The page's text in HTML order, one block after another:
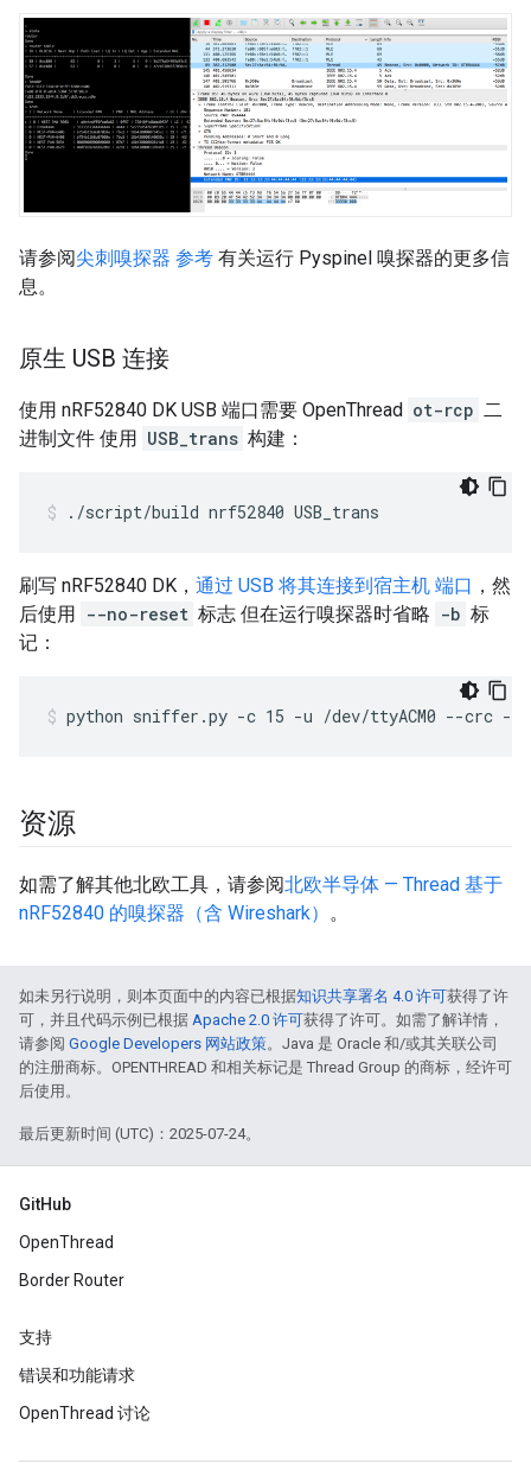
请参阅尖刺嗅探器 参考 有关运行 Pyspinel 嗅探器的更多信
息。
原生 USB 连接
使用 nRF52840 DK USB 端口需要 OpenThread ot-rcp 二
进制文件 使用 USB_trans 构建：
./script/build nrf52840 USB_trans
刷写 nRF52840 DK， 通过 USB 将其连接到宿主机 端口 ，然
后使用 --no-reset 标志 但在运行嗅探器时省略 -b 标
记：
python sniffer.py -c 15 -u /dev/ttyACM0 --crc
资源
如需了解其他北欧工具，请参阅北欧半导体 — Thread 基于
nRF52840 的嗅探器（含 Wireshark）
。
如未另行说明，则本页面中的内容已根据知识共享署名 4.0 许可获得了许
可，并且代码示例已根据 Apache 2.0 许可获得了许可。如需了解详情，
请参阅 Google Developers 网站政策。Java 是 Oracle 和/或其关联公司
的注册商标。OPENTHREAD 和相关标记是 Thread Group 的商标，经许可
后使用。
最后更新时间 (UTC)：2025-07-24。
GitHub
OpenThread
Border Router
支持
错误和功能请求
OpenThread 讨论